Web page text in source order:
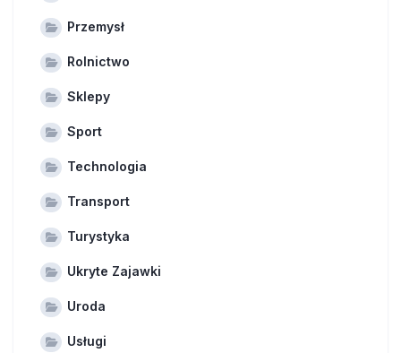
Przemysł
Rolnictwo
Sklepy
Sport
Technologia
Transport
Turystyka
Ukryte Zajawki
Uroda
Usługi